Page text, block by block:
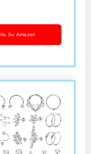
orecchino
Su Amazon